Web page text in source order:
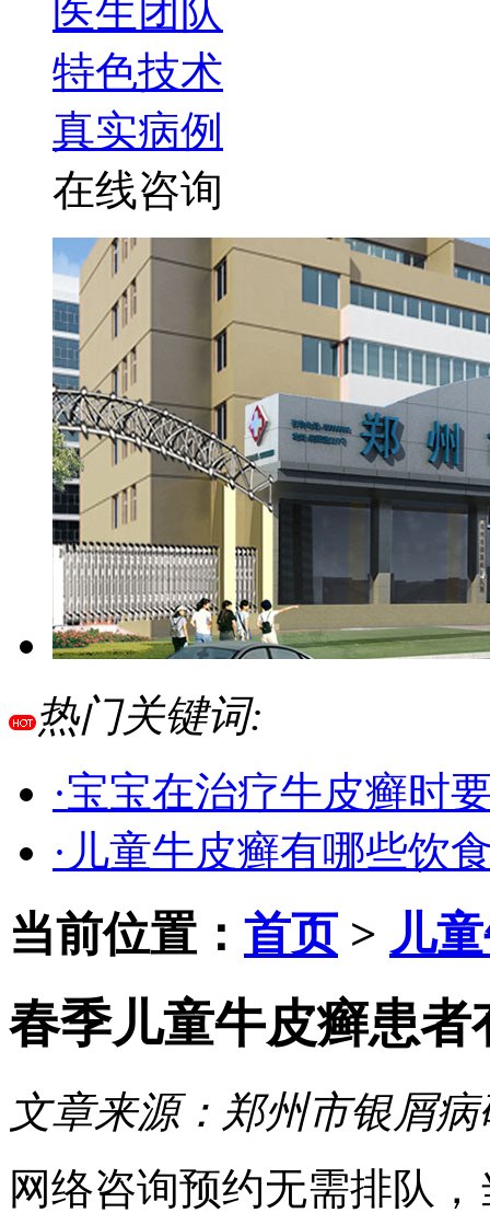
医生团队
特色技术
真实病例
在线咨询
热门关键词:
·宝宝在治疗牛皮癣时
·儿童牛皮癣有哪些饮
当前位置： 首页> 儿
春季儿童牛皮癣患者
文章来源： 郑州市银屑
网络咨询预约无需排队